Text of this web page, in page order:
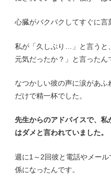
心臓がバクバクしてすぐに言
私が「久しぶり…」と言うと
元気だったか？」と言ったん
なつかしい彼の声に涙があふ
だけで精一杯でした。
先生からのアドバイスで、
はダメと言われていました。
週に1～2回彼と電話やメー
係になったんです。